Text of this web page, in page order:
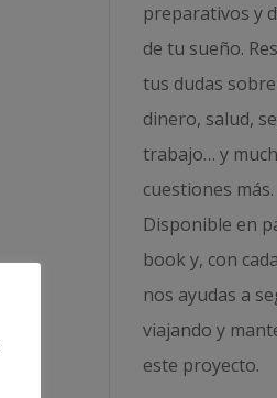
preparativos y
de tu sueño.
tus dudas
dinero, salud,
trabajo… y
cuestiones más.
Disponible en
book y, con
nos ayudas a
viajando y
este proyecto.